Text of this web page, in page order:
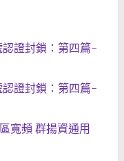
證封鎖：第四篇-
證封鎖：第四篇-
寬頻 群揚資通用